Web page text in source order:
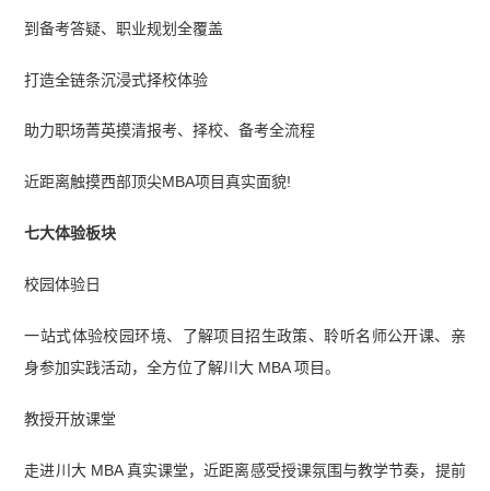
到备考答疑、职业规划全覆盖
打造全链条沉浸式择校体验
助力职场菁英摸清报考、择校、备考全流程
近距离触摸西部顶尖MBA项目真实面貌!
七大体验板块
校园体验日
一站式体验校园环境、了解项目招生政策、聆听名师公开课、亲
身参加实践活动，全方位了解川大 MBA 项目。
教授开放课堂
走进川大 MBA 真实课堂，近距离感受授课氛围与教学节奏，提前